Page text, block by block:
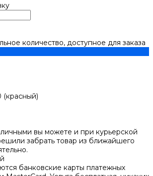
количество, доступное для заказа
(красный)
вы можете и при курьерской
забрать товар из ближайшего
банковские карты платежных